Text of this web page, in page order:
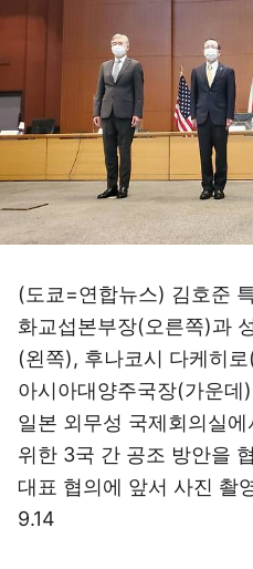
(도쿄=연합뉴스) 김호준
화교섭본부장(오른쪽)과
(왼쪽), 후나코시 다케히
아시아대양주국장(가운데
일본 외무성 국제회의실
위한 3국 간 공조 방안을
대표 협의에 앞서 사진 촬
9.14